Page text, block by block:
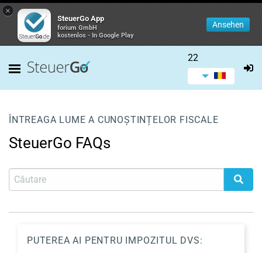
×
SteuerGo App
forium GmbH
kostenlos - In Google Play
Ansehen
22
ÎNTREAGA LUME A CUNOȘTINȚELOR FISCALE
SteuerGo FAQs
PUTEREA AI PENTRU IMPOZITUL DVS: